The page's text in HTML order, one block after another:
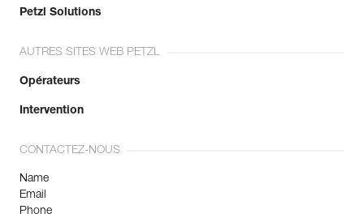
Petzl Solutions
AUTRES SITES WEB PETZL
Opérateurs
Intervention
CONTACTEZ-NOUS
Name
Email
Phone